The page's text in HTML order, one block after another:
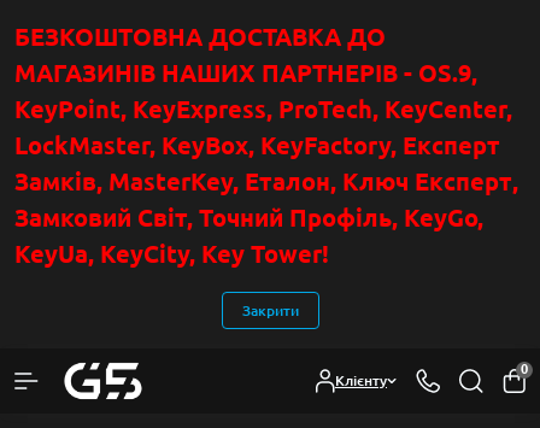
БЕЗКОШТОВНА ДОСТАВКА ДО
МАГАЗИНІВ НАШИХ ПАРТНЕРІВ - OS.9,
KeyPoint, KeyExpress, ProTech, KeyCenter,
LockMaster, KeyBox, KeyFactory, Експерт
Замків, MasterKey, Еталон, Ключ Експерт,
Замковий Світ, Точний Профіль, KeyGo,
KeyUa, KeyCity, Key Tower!
Закрити
Клієнту
0